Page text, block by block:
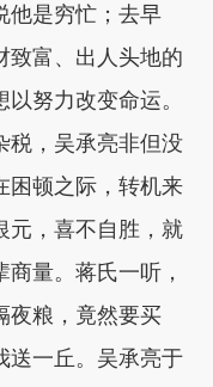
他是穷忙；去早
致富、出人头地的
努力改变命运。
税，吴承亮非但没
困顿之际，转机来
元，喜不自胜，就
量。蒋氏一听，
夜粮，竟然要买
送一丘。吴承亮于